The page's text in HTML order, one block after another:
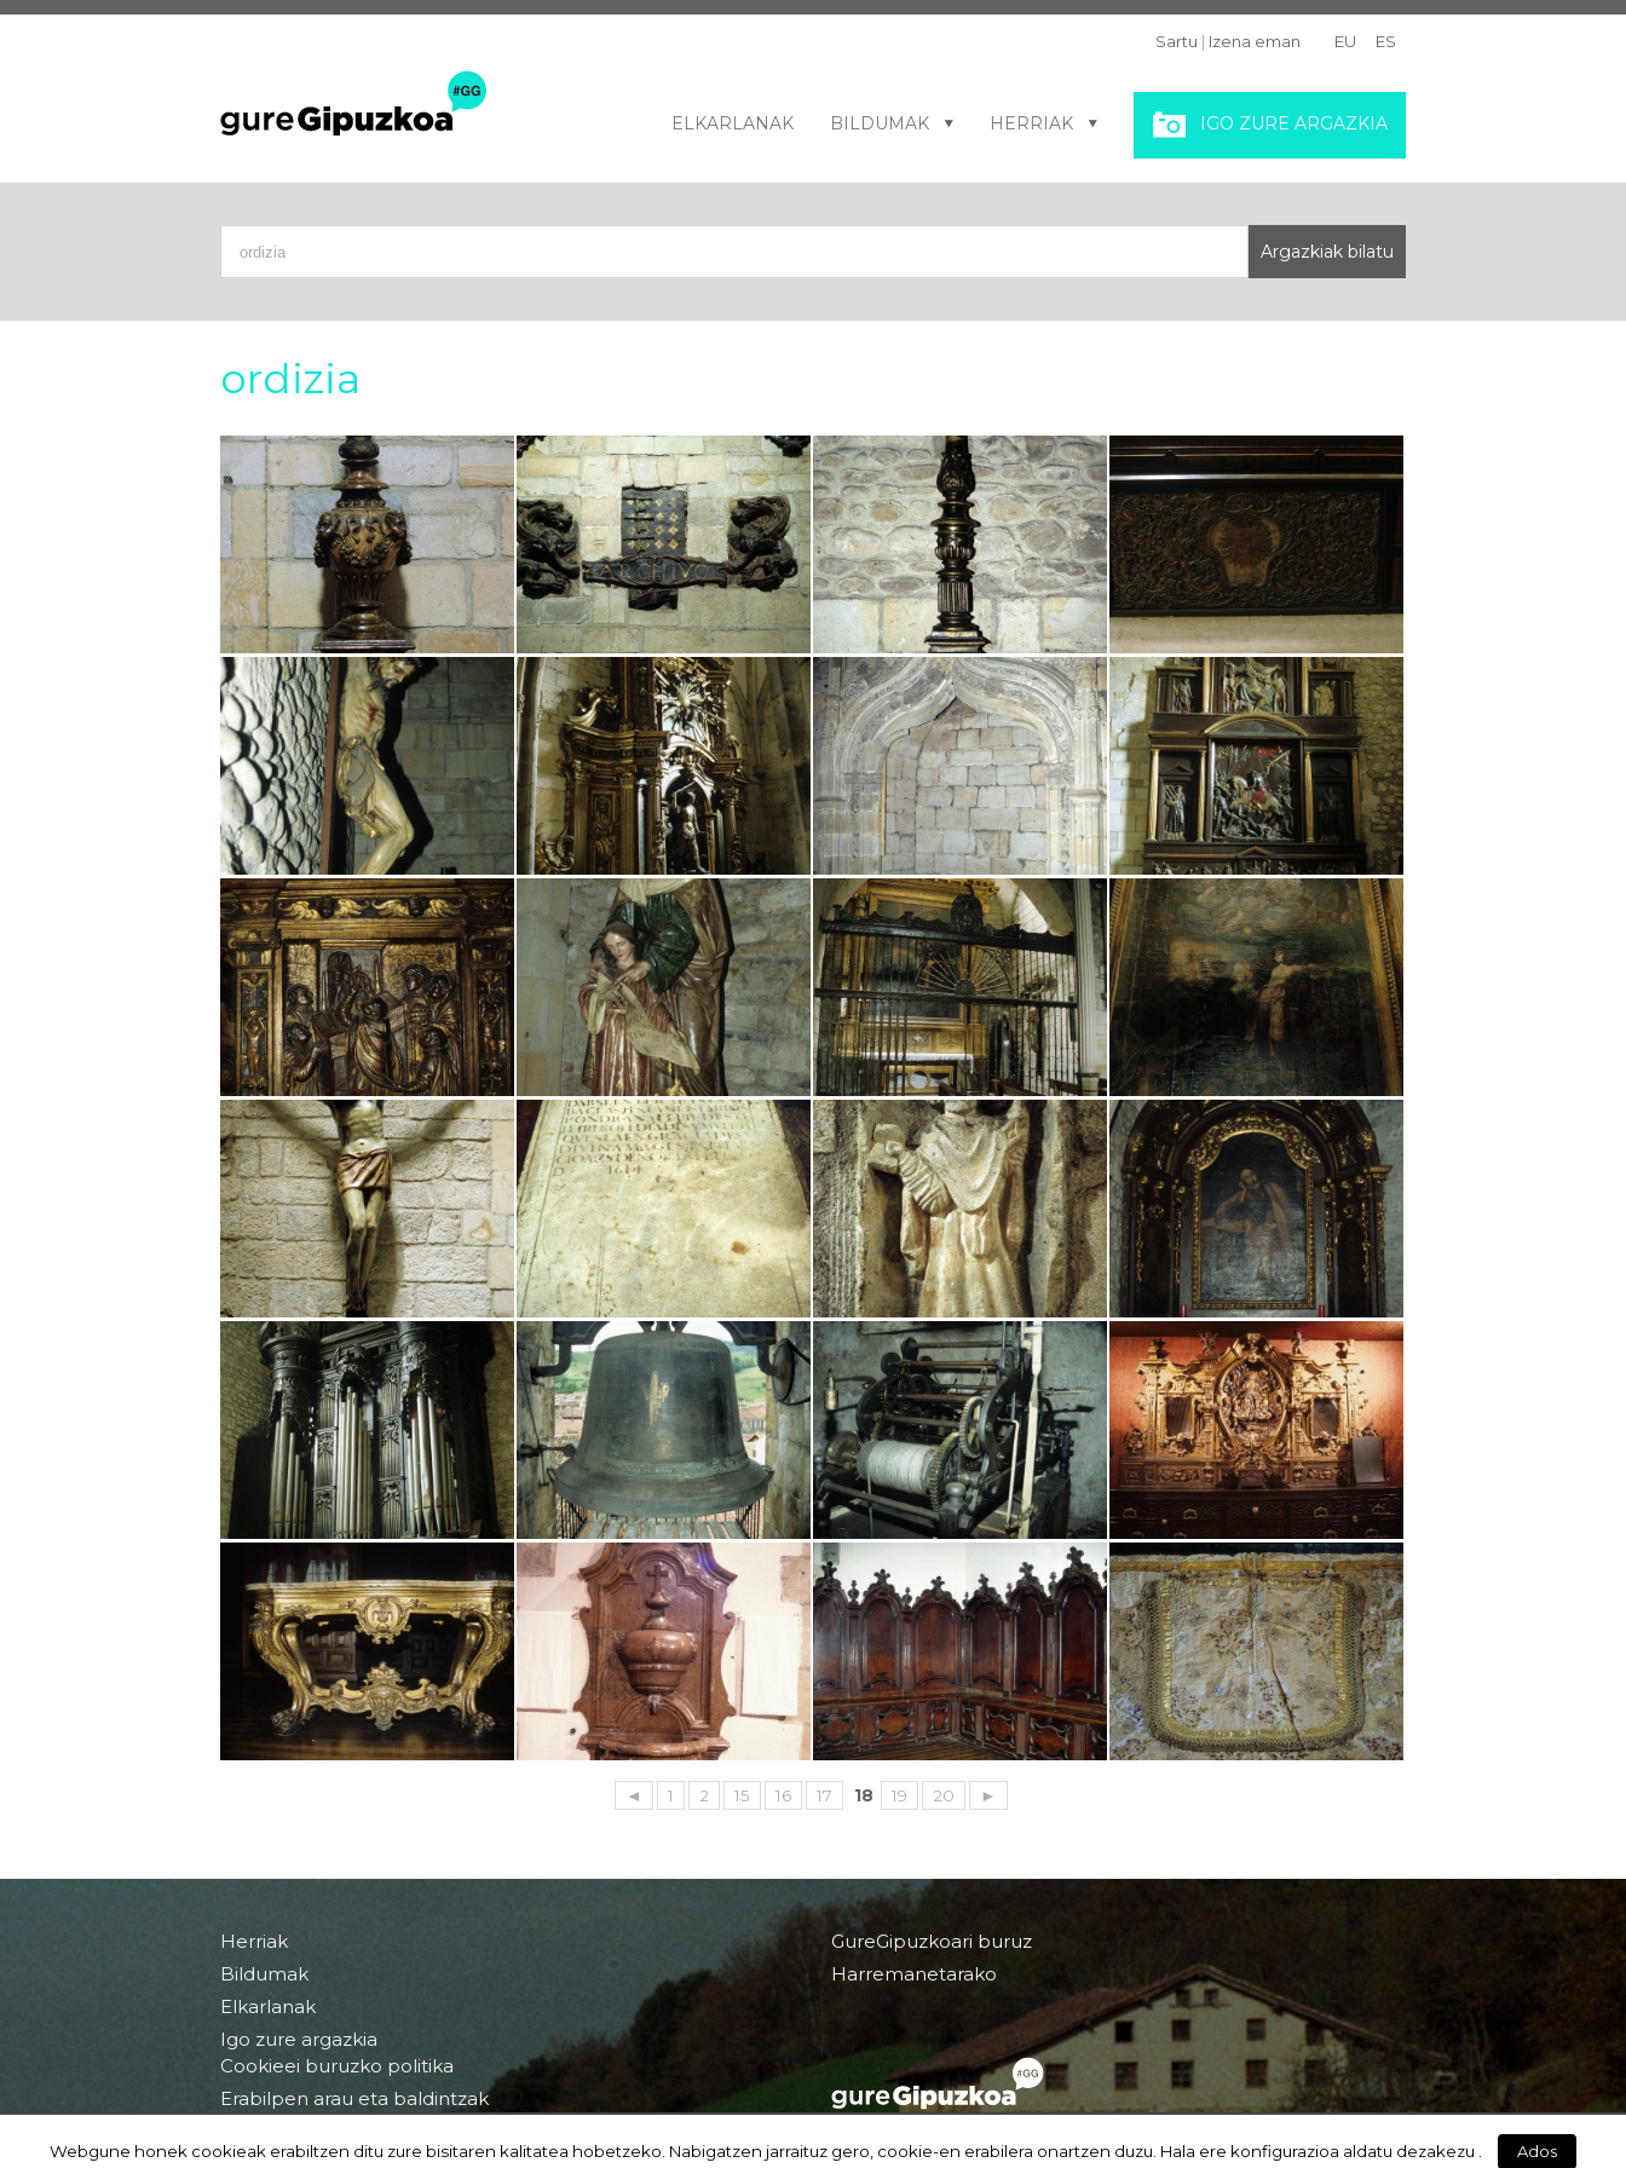
Sartu | Izena eman EU ES
ELKARLANAK BILDUMAK HERRIAK IGO ZURE ARGAZKIA
ordizia
◄ 1 2 15 16 17 18 19 20 ►
Herriak
Bildumak
Elkarlanak
Igo zure argazkia
GureGipuzkoari buruz
Harremanetarako
Cookieei buruzko politika
Erabilpen arau eta baldintzak
Webgune honek cookieak erabiltzen ditu zure bisitaren kalitatea hobetzeko. Nabigatzen jarraituz gero, cookie-en erabilera onartzen duzu. Hala ere konfigurazioa aldatu dezakezu . Ados